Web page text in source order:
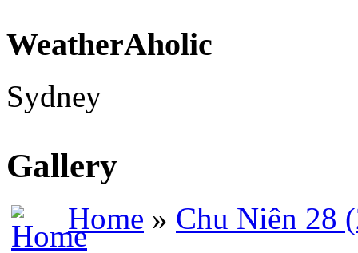
WeatherAholic
Sydney
Gallery
Home » Chu Niên 28